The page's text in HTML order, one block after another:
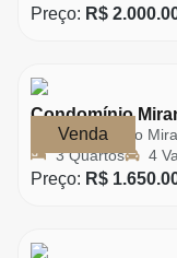
Preço: R$
Venda
Condomínio
Condomínio
3 Quartos
4
Preço: R$